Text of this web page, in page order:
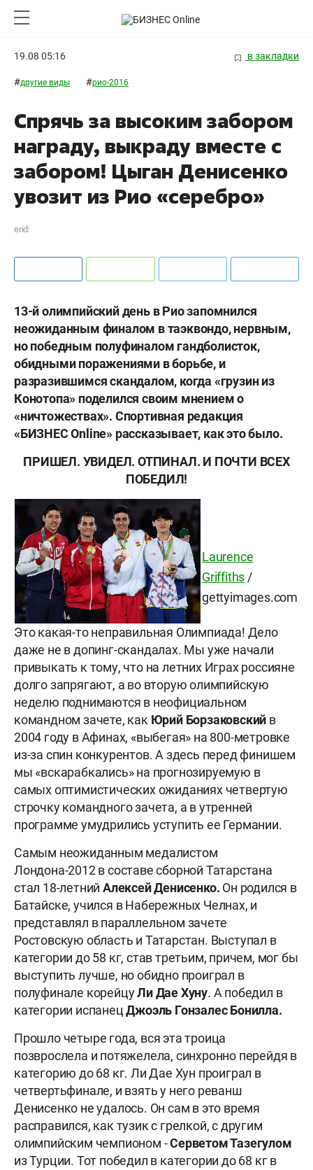
19.08 05:16 в закладки
#другие виды #рио-2016
Спрячь за высоким забором
награду, выкраду вместе с
забором! Цыган Денисенко
увозит из Рио «серебро»
erid:
13-й олимпийский день в Рио запомнился
неожиданным финалом в таэквондо, нервным,
но победным полуфиналом гандболисток,
обидными поражениями в борьбе, и
разразившимся скандалом, когда «грузин из
Конотопа» поделился своим мнением о
«ничтожествах». Спортивная редакция
«БИЗНЕС Online» рассказывает, как это было.
ПРИШЕЛ. УВИДЕЛ. ОТПИНАЛ. И ПОЧТИ ВСЕХ
ПОБЕДИЛ!
Laurence
Griffiths/
gettyimages.com
Это какая-то неправильная Олимпиада! Дело
даже не в допинг-скандалах. Мы уже начали
привыкать к тому, что на летних Играх россияне
долго запрягают, а во вторую олимпийскую
неделю поднимаются в неофициальном
командном зачете, как Юрий Борзаковский в
2004 году в Афинах, «выбегая» на 800-метровке
из-за спин конкурентов. А здесь перед финишем
мы «вскарабкались» на прогнозируемую в
самых оптимистических ожиданиях четвертую
строчку командного зачета, а в утренней
программе умудрились уступить ее Германии.
Самым неожиданным медалистом
Лондона-2012 в составе сборной Татарстана
стал 18-летний Алексей Денисенко. Он родился в
Батайске, учился в Набережных Челнах, и
представлял в параллельном зачете
Ростовскую область и Татарстан. Выступал в
категории до 58 кг, став третьим, причем, мог бы
выступить лучше, но обидно проиграл в
полуфинале корейцуЛи Дае Хуну. А победил в
категории испанецДжоэль Гонзалес Бонилла.
Прошло четыре года, вся эта троица
позврослела и потяжелела, синхронно перейдя в
категорию до 68 кг. Ли Дае Хун проиграл в
четвертьфинале, и взять у него реванш
Денисенко не удалось. Он сам в это время
расправился, как тузик с грелкой, с другим
олимпийским чемпионом -Серветом Тазегулом
из Турции. Тот победил в категории до 68 кг в